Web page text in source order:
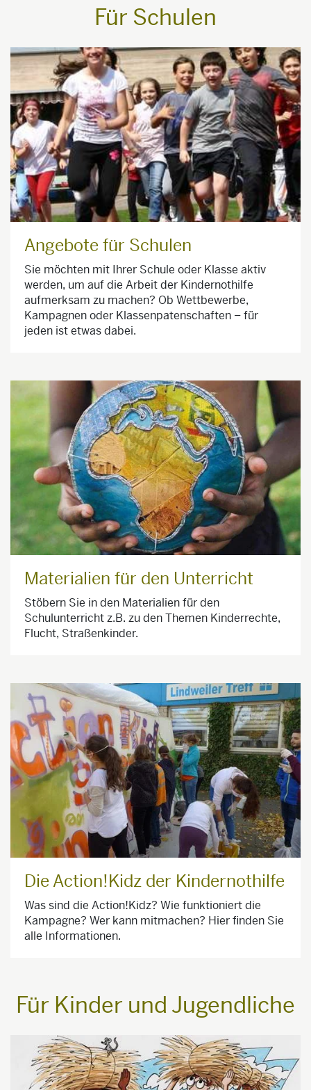
Für Schulen
Angebote für Schulen
Sie möchten mit Ihrer Schule oder Klasse aktiv
werden, um auf die Arbeit der Kindernothilfe
aufmerksam zu machen? Ob Wettbewerbe,
Kampagnen oder Klassenpatenschaften – für
jeden ist etwas dabei.
Materialien für den Unterricht
Stöbern Sie in den Materialien für den
Schulunterricht z.B. zu den Themen Kinderrechte,
Flucht, Straßenkinder.
Die Action!Kidz der Kindernothilfe
Was sind die Action!Kidz? Wie funktioniert die
Kampagne? Wer kann mitmachen? Hier finden Sie
alle Informationen.
Für Kinder und Jugendliche